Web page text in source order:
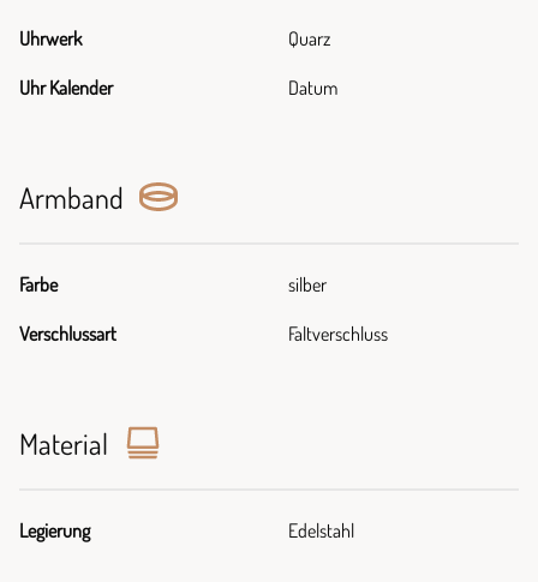
Uhrwerk Quarz
Uhr Kalender Datum
Armband
Farbe silber
Verschlussart Faltverschluss
Material
Legierung Edelstahl